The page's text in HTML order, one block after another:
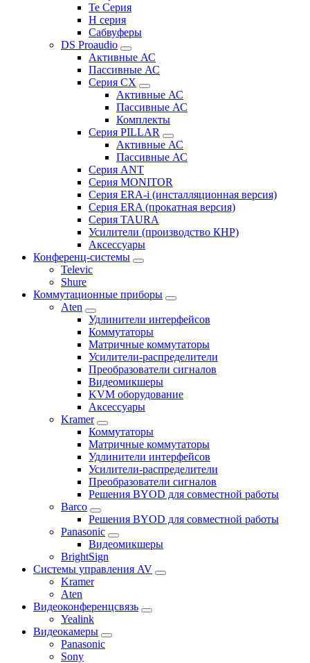
Te Серия
H серия
Сабвуферы
DS Proaudio
Активные АС
Пассивные АС
Серия CX
Активные АС
Пассивные АС
Комплекты
Серия PILLAR
Активные АС
Пассивные АС
Серия ANT
Серия MONITOR
Серия ERA-i (инсталляционная версия)
Серия ERA (прокатная версия)
Серия TAURA
Усилители (производство КНР)
Аксессуары
Конференц-системы
Televic
Shure
Коммутационные приборы
Aten
Удлинители интерфейсов
Коммутаторы
Матричные коммутаторы
Усилители-распределители
Преобразователи сигналов
Видеомикшеры
KVM оборудование
Аксессуары
Kramer
Коммутаторы
Матричные коммутаторы
Удлинители интерфейсов
Усилители-распределители
Преобразователи сигналов
Решения BYOD для совместной работы
Barco
Решения BYOD для совместной работы
Panasonic
Видеомикшеры
BrightSign
Системы управления AV
Kramer
Aten
Видеоконференцсвязь
Yealink
Видеокамеры
Panasonic
Sony